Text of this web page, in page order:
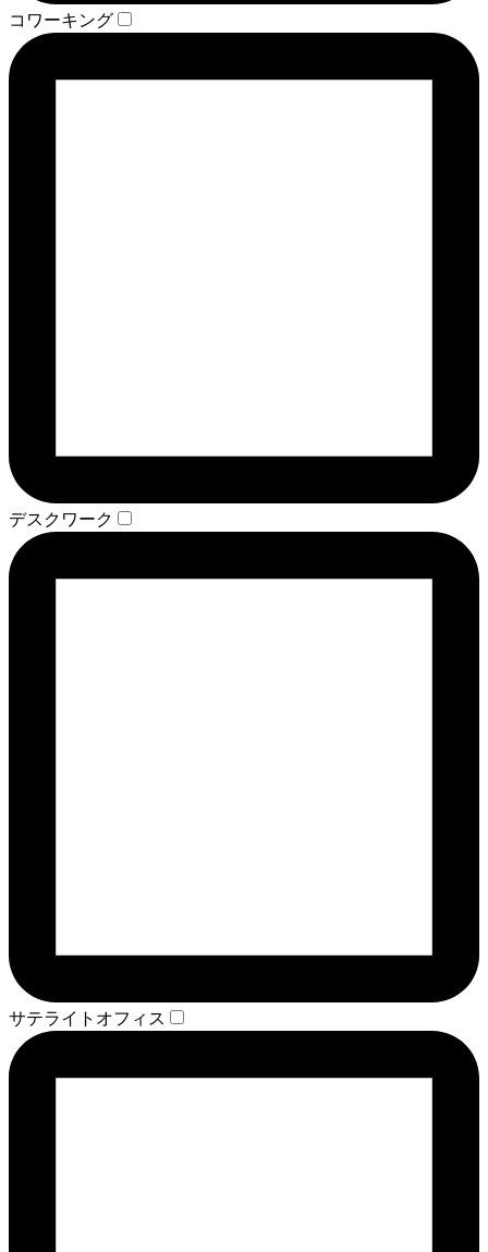
コワーキング
デスクワーク
サテライトオフィス